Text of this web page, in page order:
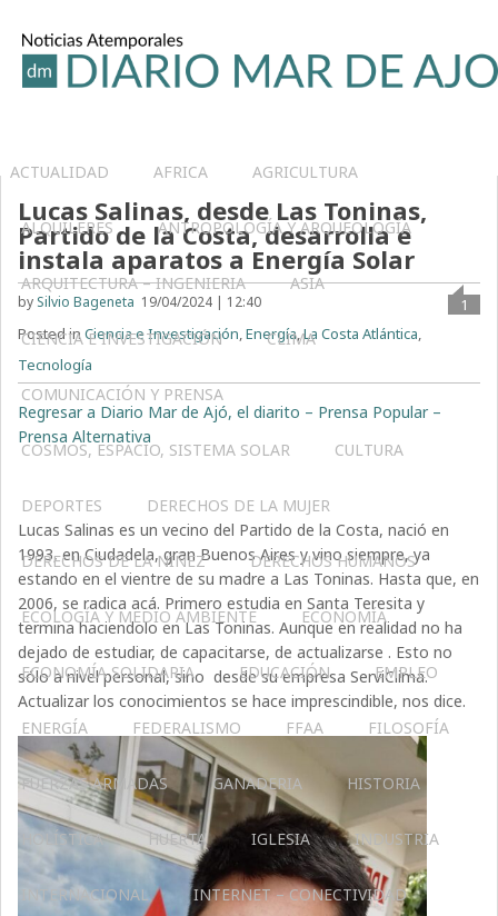
ACTUALIDAD AFRICA AGRICULTURA
ALQUILERES ANTROPOLOGÍA Y ARQUEOLOGÍA
ARQUITECTURA – INGENIERIA ASIA
CIENCIA E INVESTIGACIÓN CLIMA
COMUNICACIÓN Y PRENSA
COSMOS, ESPACIO, SISTEMA SOLAR CULTURA
DEPORTES DERECHOS DE LA MUJER
DERECHOS DE LA NIÑEZ DERECHOS HUMANOS
ECOLOGÍA Y MEDIO AMBIENTE ECONOMÍA
ECONOMÍA SOLIDARIA EDUCACIÓN EMPLEO
ENERGÍA FEDERALISMO FFAA FILOSOFÍA
FUERZAS ARMADAS GANADERIA HISTORIA
HOLÍSTICA HUERTA IGLESIA INDUSTRIA
INTERNACIONAL INTERNET – CONECTIVIDAD
Lucas Salinas, desde Las Toninas,
Partido de la Costa, desarrolla e
instala aparatos a Energía Solar
by Silvio Bageneta 19/04/2024 | 12:40
1
Posted inCiencia e Investigación,Energía,La Costa Atlántica,
Tecnología
Regresar a Diario Mar de Ajó, el diarito – Prensa Popular –
Prensa Alternativa
Lucas Salinas es un vecino del Partido de la Costa, nació en
1993, en Ciudadela, gran Buenos Aires y vino siempre, ya
estando en el vientre de su madre a Las Toninas. Hasta que, en
2006, se radica acá. Primero estudia en Santa Teresita y
termina haciendolo en Las Toninas. Aunque en realidad no ha
dejado de estudiar, de capacitarse, de actualizarse . Esto no
sólo a nivel personal, sino desde su empresa ServiClima.
Actualizar los conocimientos se hace imprescindible, nos dice.